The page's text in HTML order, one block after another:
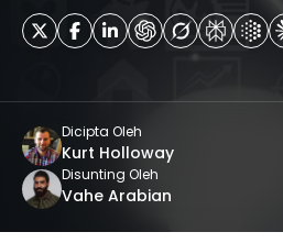
Dicipta Oleh
Kurt Holloway
Disunting Oleh
Vahe Arabian